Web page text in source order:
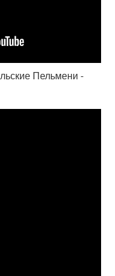
Пельмени -